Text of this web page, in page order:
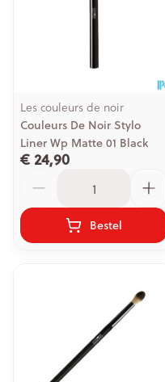
Les couleurs de noir
Couleurs De Noir Stylo
Liner Wp Matte 01 Black
€ 24,90
Bestel